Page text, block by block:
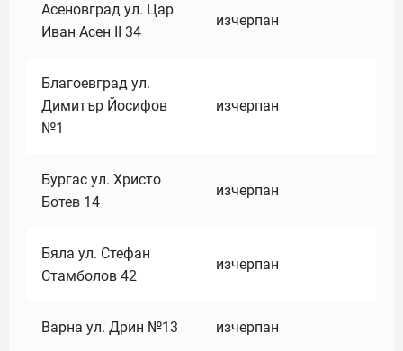
Асеновград ул. Цар
Иван Асен II 34
изчерпан
Благоевград ул.
Димитър Йосифов
№1
изчерпан
Бургас ул. Христо
Ботев 14
изчерпан
Бяла ул. Стефан
Стамболов 42
изчерпан
Варна ул. Дрин №13 изчерпан